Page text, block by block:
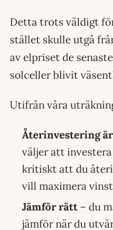
Detta trots väldigt
stället skulle utgå
av elpriset de
solceller blivit
Utifrån våra
Återinvestering
väljer att
kritiskt att du
vill maximera
Jämför rätt – du
jämför när du